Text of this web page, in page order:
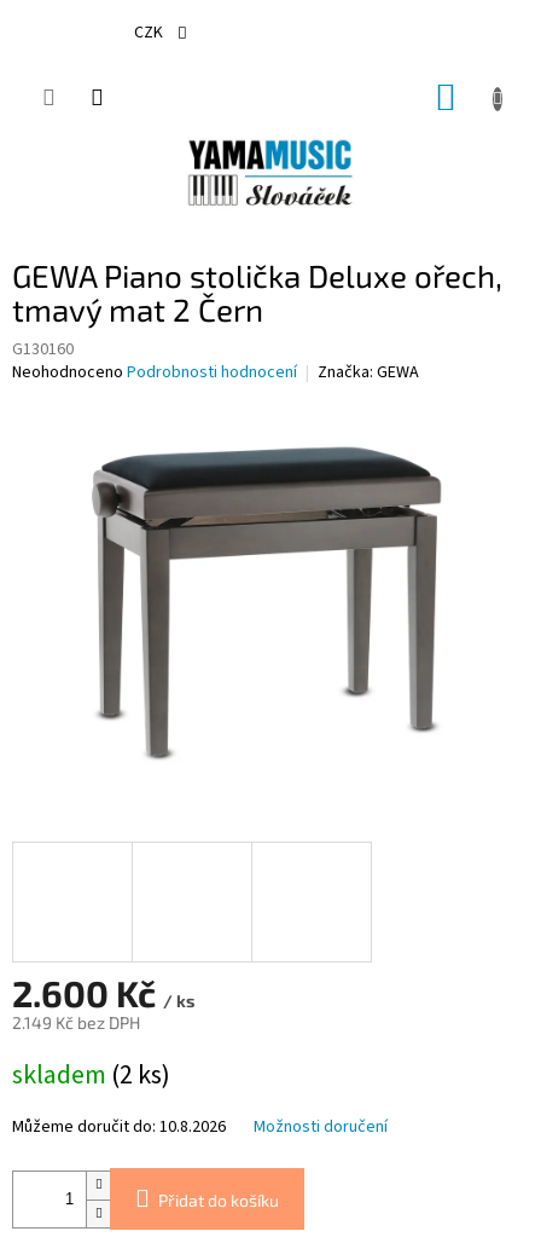
CZK
GEWA Piano stolička Deluxe ořech,
tmavý mat 2 Čern
G130160
Průměrné
Neohodnoceno Podrobnosti hodnocení Značka: GEWA
2.600 Kč / ks
2.149 Kč bez DPH
cena:
skladem (2 ks)
Můžeme doručit do: 10.8.2026 Možnosti doručení
Přidat do košíku